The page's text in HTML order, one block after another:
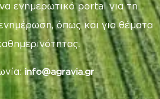
ενημερωτικό portal για τη
όπως και για θέματα
info@agravia.gr